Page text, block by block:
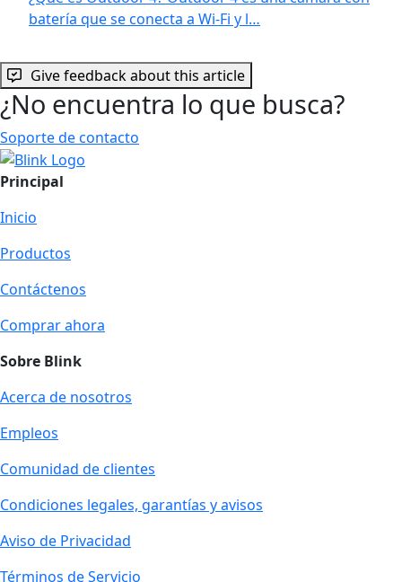
batería que se conecta a Wi-Fi y l…
Give feedback about this article
¿No encuentra lo que busca?
Soporte de contacto
Principal
Inicio
Productos
Contáctenos
Comprar ahora
Sobre Blink
Acerca de nosotros
Empleos
Comunidad de clientes
Condiciones legales, garantías y avisos
Aviso de Privacidad
Términos de Servicio